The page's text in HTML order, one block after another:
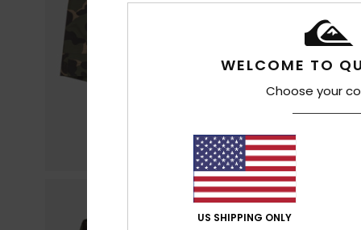
WELCOME TO
Choose your
US SHIPPING ONLY